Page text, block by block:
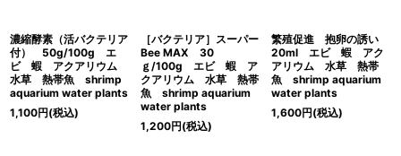
濃縮酵素（活バクテリア
付） 50g/100g エ
ビ 蝦 アクアリウム
水草 熱帯魚 shrimp
aquarium water plants
1,100円(税込)
［バクテリア］スーパー
Bee MAX 30
ｇ/100g エビ 蝦 ア
クアリウム 水草 熱帯
魚 shrimp aquarium
water plants
1,200円(税込)
繁殖促進 抱卵の誘い
20ml エビ 蝦 アク
アリウム 水草 熱帯
魚 shrimp aquarium
water plants
1,600円(税込)